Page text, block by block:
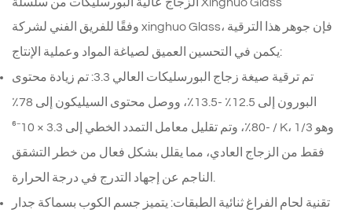
وفقًا للفريق الفني لشركة xinghuo Glass، فإن جوهر هذا الترقية
يكمن في التحسين العميق لصياغة المواد وعملية الإنتاج:
تم ترقية صيغة زجاج البورسليكات العالي 3.3: تم زيادة محتوى
البورون إلى 12.5٪ -13.5٪، ووصل محتوى السيليكون إلى 78٪
-80٪، وتم تقليل معامل التمدد الخطي إلى 3.3 × 10⁻⁶ / K، وهو 1/3
فقط من الزجاج العادي، مما يقلل بشكل فعال من خطر التشقق
تقنية لحام الفراغ ثنائية الطبقات: يتميز جسم الكوب بسماكة جدار